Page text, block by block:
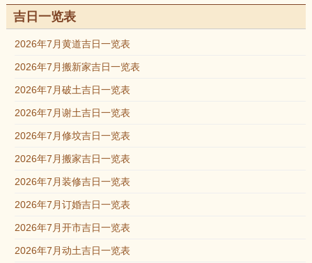
吉日一览表
2026年7月黄道吉日一览表
2026年7月搬新家吉日一览表
2026年7月破土吉日一览表
2026年7月谢土吉日一览表
2026年7月修坟吉日一览表
2026年7月搬家吉日一览表
2026年7月装修吉日一览表
2026年7月订婚吉日一览表
2026年7月开市吉日一览表
2026年7月动土吉日一览表